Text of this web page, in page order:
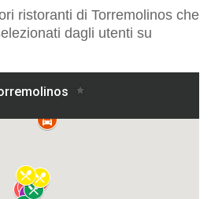
ristoranti di Torremolinos che
dagli utenti su